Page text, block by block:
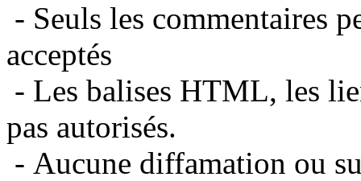
- Seuls les commentaires
acceptés
- Les balises HTML, les
pas autorisés.
- Aucune diffamation ou